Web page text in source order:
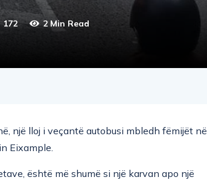
172 2 Min Read
një lloj i veçantë autobusi mbledh fëmijët në
Eixample.
është më shumë si një karvan apo një